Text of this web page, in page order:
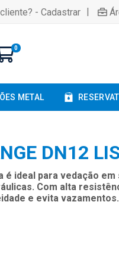
- Cadastrar |
0
METAL
DN12
é ideal para vedação
Com alta
e evita